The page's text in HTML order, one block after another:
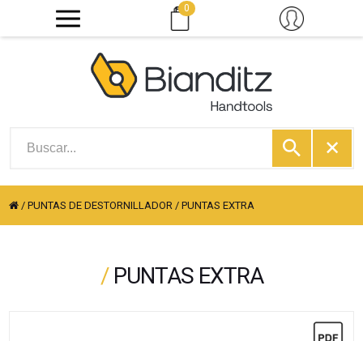
0
/PUNTAS DE DESTORNILLADOR /PUNTAS EXTRA
/ PUNTAS EXTRA